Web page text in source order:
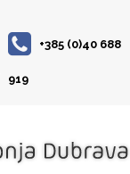
+385 (0)40 688
919